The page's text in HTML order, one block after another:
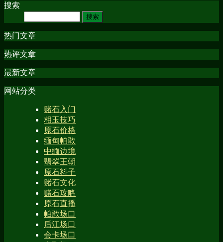
搜索
热门文章
热评文章
最新文章
网站分类
赌石入门
相玉技巧
原石价格
缅甸帕敢
中缅边境
翡翠王朝
原石料子
赌石文化
赌石攻略
原石直播
帕敢场口
后江场口
会卡场口